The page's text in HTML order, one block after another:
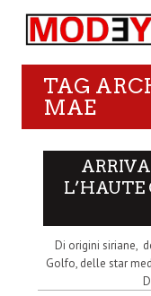
TAG
MAE
L’HAUTE
Di origini siriane,
Golfo, delle star